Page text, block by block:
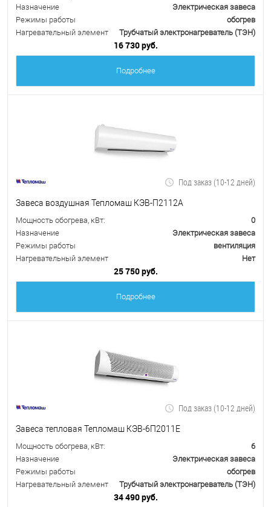
Назначение
Электрическая завеса
Режимы работы
обогрев
Нагревательный элемент
Трубчатый электронагреватель (ТЭН)
16 730 руб.
Подробнее
Под заказ (10-12 дней)
Завеса воздушная Тепломаш КЭВ-П2112А
Мощность обогрева, кВт:
0
Назначение
Электрическая завеса
Режимы работы
вентиляция
Нагревательный элемент
Нет
25 750 руб.
Подробнее
Под заказ (10-12 дней)
Завеса тепловая Тепломаш КЭВ-6П2011Е
Мощность обогрева, кВт:
6
Назначение
Электрическая завеса
Режимы работы
обогрев
Нагревательный элемент
Трубчатый электронагреватель (ТЭН)
34 490 руб.